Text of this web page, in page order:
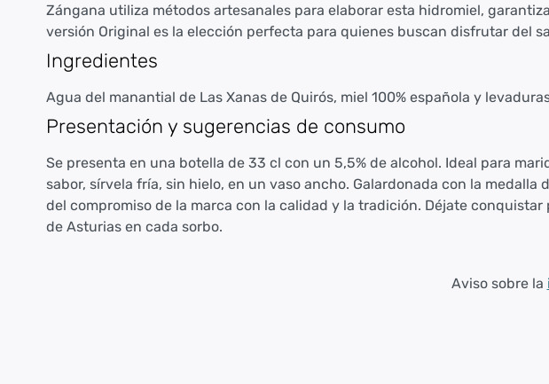
Zángana utiliza métodos artesanales para elaborar esta hidromiel,
versión Original es la elección perfecta para quienes buscan disfrutar del
Ingredientes
Agua del manantial de Las Xanas de Quirós, miel 100% española y
Presentación y sugerencias de consumo
Se presenta en una botella de 33 cl con un 5,5% de alcohol. Ideal para
sabor, sírvela fría, sin hielo, en un vaso ancho. Galardonada con la medalla
del compromiso de la marca con la calidad y la tradición. Déjate conquistar
de Asturias en cada sorbo.
Aviso sobre la